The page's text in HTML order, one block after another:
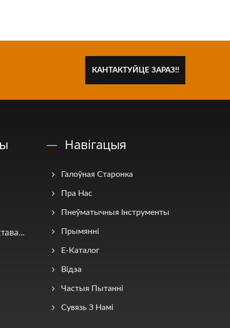
КАНТАКТУЙЦЕ ЗАРАЗ!!
Навігацыя
Галоўная Старонка
Пра Нас
Пнеўматычныя Інструменты
Прымянні
E-Каталог
Відэа
Частыя Пытанні
Сувязь З Намі